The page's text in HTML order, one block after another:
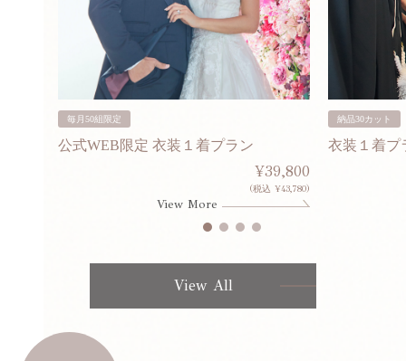
毎月50組限定
公式WEB限定 衣装１着プラン
¥39,800
(税込 ¥43,780)
View More
納品30カット
衣装１着プ
View All